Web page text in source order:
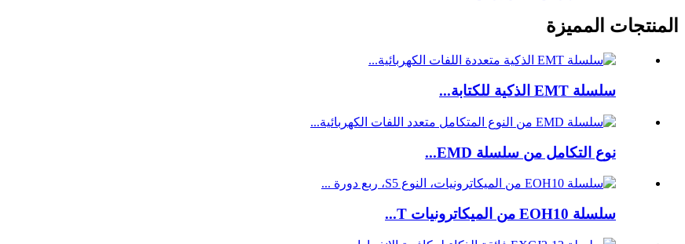
المنتجات المميزة
سلسلة EMT الذكية للكتابة...
نوع التكامل من سلسلة EMD...
سلسلة EOH10 من الميكاترونيات T...